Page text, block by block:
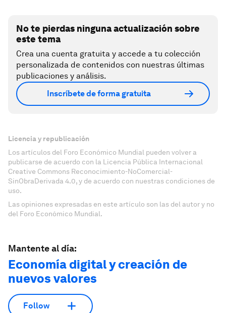
No te pierdas ninguna actualización sobre
este tema
Crea una cuenta gratuita y accede a tu colección
personalizada de contenidos con nuestras últimas
publicaciones y análisis.
Inscríbete de forma gratuita
Licencia y republicación
Los artículos del Foro Económico Mundial pueden volver a
publicarse de acuerdo con la Licencia Pública Internacional
Creative Commons Reconocimiento-NoComercial-
SinObraDerivada 4.0, y de acuerdo con nuestras condiciones de
uso.
Las opiniones expresadas en este artículo son las del autor y no
del Foro Económico Mundial.
Mantente al día:
Economía digital y creación de
nuevos valores
Follow